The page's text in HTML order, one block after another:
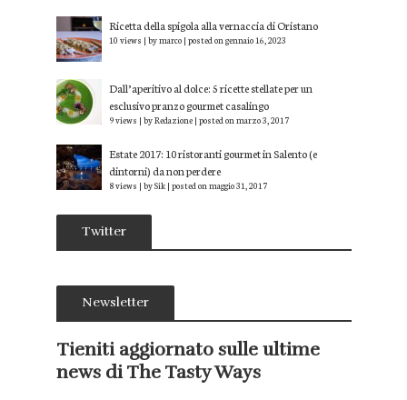
Ricetta della spigola alla vernaccia di Oristano
10 views |bymarco |posted on gennaio 16, 2023
Dall’aperitivo al dolce: 5 ricette stellate per un
esclusivo pranzo gourmet casalingo
9 views |byRedazione |posted on marzo 3, 2017
Estate 2017: 10 ristoranti gourmet in Salento (e
dintorni) da non perdere
8 views |bySik |posted on maggio 31, 2017
Twitter
Newsletter
Tieniti aggiornato sulle ultime
news di The Tasty Ways